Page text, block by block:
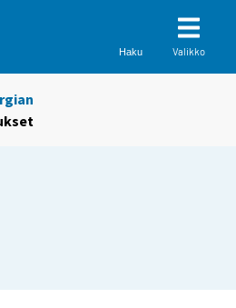
Haku Valikko